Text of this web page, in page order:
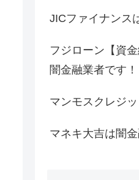
JICファイナンス
フジローン【資
闇金融業者です！
マンモスクレジ
マネキ大吉は闇金